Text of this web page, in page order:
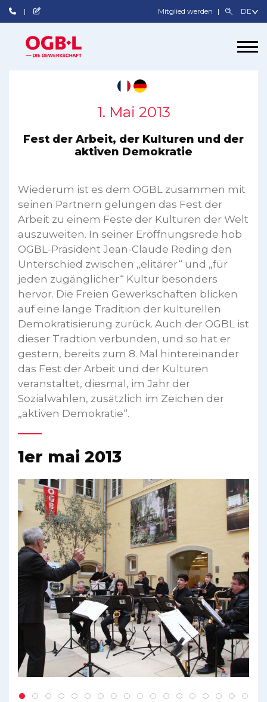
Mitglied werden
1. Mai 2013
Fest der Arbeit, der Kulturen und der
aktiven Demokratie
Wiederum ist es dem OGBL zusammen mit
seinen Partnern gelungen das Fest der
Arbeit zu einem Feste der Kulturen der Welt
auszuweiten. In seiner Eröffnungsrede hob
OGBL-Präsident Jean-Claude Reding den
Unterschied zwischen „elitärer“ und „für
jeden zugänglicher“ Kultur besonders
hervor. Die Freien Gewerkschaften blicken
auf eine lange Tradition der kulturellen
Demokratisierung zurück. Auch der OGBL ist
dieser Tradtion verbunden, und so hat er
gestern, bereits zum 8. Mal hintereinander
das Fest der Arbeit und der Kulturen
veranstaltet, diesmal, im Jahr der
Sozialwahlen, zusätzlich im Zeichen der
„aktiven Demokratie“.
1er mai 2013